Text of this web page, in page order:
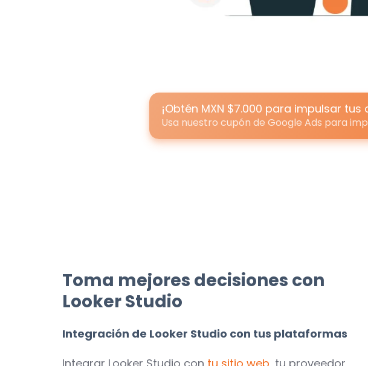
¡Obtén MXN $7.000 para impulsar
Usa nuestro cupón de Google Ads para
Toma mejores decisiones con
Looker Studio
Integración de Looker Studio con tus plataformas